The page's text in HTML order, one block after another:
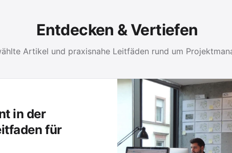
Entdecken & Vertiefen
Artikel und praxisnahe Leitfäden rund um
vom klassischen Gantt-Plan bis zur Mindmap.
Kanban-Boards